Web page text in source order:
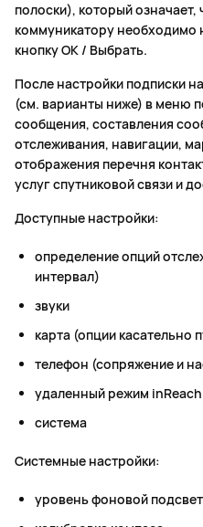
полоски), который означает,
коммуникатору
кнопку ОК / Выбрать.
После настройки подписки
(см. варианты ниже) в меню
сообщения, составления
отслеживания, навигации,
отображения перечня
услуг спутниковой связи и
Доступные настройки:
определение опций
интервал)
звуки
карта (опции касательно
телефон (сопряжение и
удаленный режим inReach
система
Системные настройки:
уровень фоновой